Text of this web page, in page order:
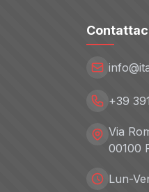
+39
Via
00100
Lun-